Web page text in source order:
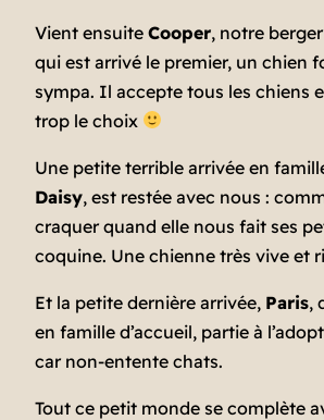
Vient ensuite Cooper, notre
qui est arrivé le premier, un chien
sympa. Il accepte tous les chiens
trop le choix
Une petite terrible arrivée en
Daisy, est restée avec nous :
craquer quand elle nous fait ses
coquine. Une chienne très vive et
Et la petite dernière arrivée, Paris,
en famille d’accueil, partie à
car non-entente chats.
Tout ce petit monde se complète